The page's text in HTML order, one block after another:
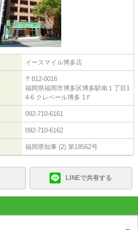
イースマイル博多店
〒812-0016
福岡県福岡市博多区博多駅南１丁目1
4-6 クレベール博多 1Ｆ
092-710-6161
092-710-6162
福岡県知事 (2) 第18562号
LINEで共有する